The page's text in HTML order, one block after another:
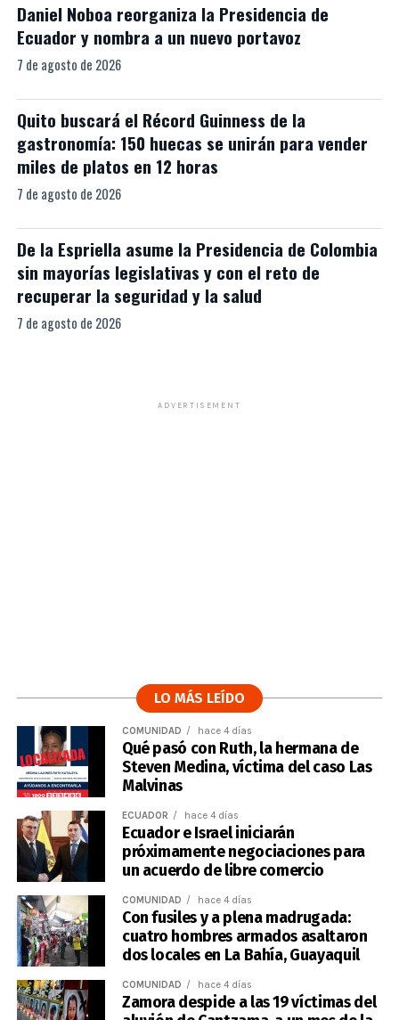
Daniel Noboa reorganiza la Presidencia de
Ecuador y nombra a un nuevo portavoz
7 de agosto de 2026
Quito buscará el Récord Guinness de la
gastronomía: 150 huecas se unirán para vender
miles de platos en 12 horas
7 de agosto de 2026
De la Espriella asume la Presidencia de Colombia
sin mayorías legislativas y con el reto de
recuperar la seguridad y la salud
7 de agosto de 2026
ADVERTISEMENT
LO MÁS LEÍDO
COMUNIDAD hace 4 días
Qué pasó con Ruth, la hermana de
Steven Medina, víctima del caso Las
Malvinas
ECUADOR hace 4 días
Ecuador e Israel iniciarán
próximamente negociaciones para
un acuerdo de libre comercio
COMUNIDAD hace 4 días
Con fusiles y a plena madrugada:
cuatro hombres armados asaltaron
dos locales en La Bahía, Guayaquil
COMUNIDAD hace 4 días
Zamora despide a las 19 víctimas del